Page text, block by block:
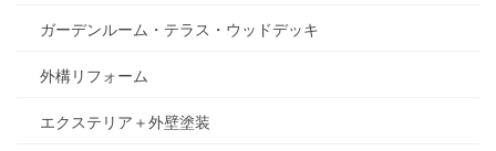
ガーデンルーム・テラス・ウッドデッキ
外構リフォーム
エクステリア＋外壁塗装